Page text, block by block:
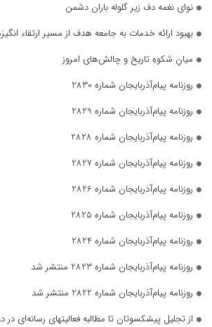
نوای نغمه دف زیر گلوله باران دشمن
بهبود ارائه خدمات به جامعه هدف از مسیر ارتقاء
میانِ شکوهِ تاریخ و چالش‌های امروز
روزنامه پیام‌آذربایجان شماره 2830
روزنامه پیام‌آذربایجان شماره 2829
روزنامه پیام‌آذربایجان شماره 2828
روزنامه پیام‌آذربایجان شماره 2827
روزنامه پیام‌آذربایجان شماره 2826
روزنامه پیام‌آذربایجان شماره 2825
روزنامه پیام‌آذربایجان شماره 2824
روزنامه پیام‌آذربایجان شماره 2823 منتشر شد
روزنامه پیام‌آذربایجان شماره 2822 منتشر شد
از تجلیل پیشکسوتان تا مطالبه فعالیتهای رسانه‌ای در